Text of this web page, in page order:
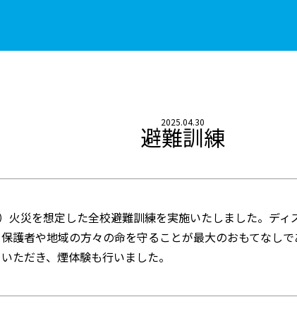
2025.04.30
避難訓練
火災を想定した全校避難訓練を実施いたしました。デ
護者や地域の方々の命を守ることが最大のおもてなし
ただき、煙体験も行いました。